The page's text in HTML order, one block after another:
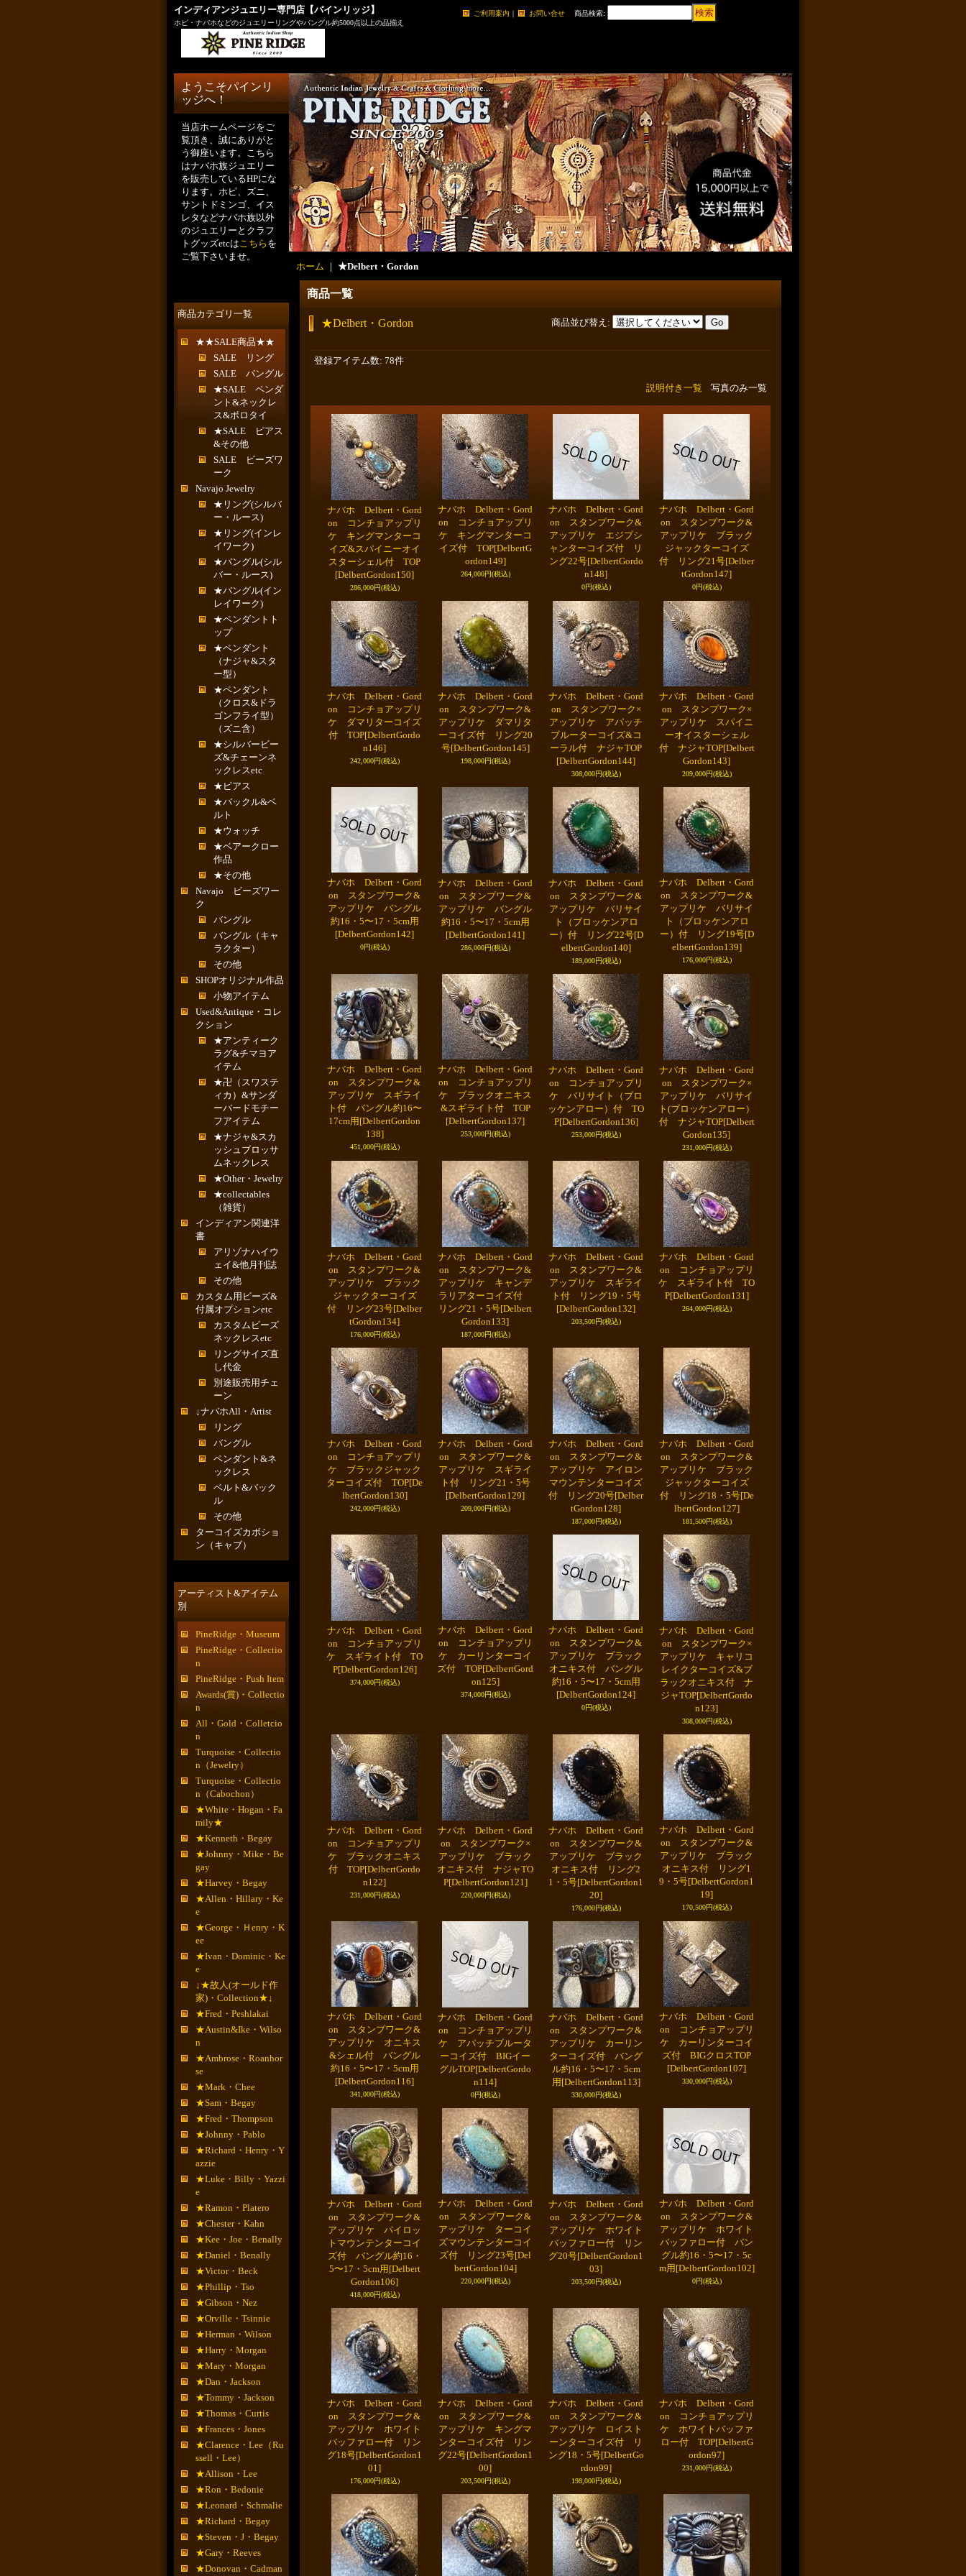
インディアンジュエリー専門店【パインリッジ】
ホピ・ナバホなどのジュエリーリングやバングル約5000点以上の品揃え
ご利用案内 ｜ お問い合せ 商品検索:
ようこそパインリ
ッジへ！
当店ホームページをご
覧頂き、誠にありがと
う御座います。こちら
はナバホ族ジュエリー
を販売しているHPにな
ります。ホピ、ズニ、
サントドミンゴ、イス
レタなどナバホ族以外
のジュエリーとクラフ
トグッズetcはこちら を
ご覧下さいませ。
商品カテゴリ一覧
★★SALE商品★★
SALE リング
SALE バングル
★SALE ペンダ
ント&ネックレ
ス&ボロタイ
★SALE ピアス
&その他
SALE ビーズワ
ーク
Navajo Jewelry
★リング(シルバ
ー・ルース)
★リング(インレ
イワーク)
★バングル(シル
バー・ルース)
★バングル(イン
レイワーク)
★ペンダントト
ップ
★ペンダント
（ナジャ&スタ
ー型）
★ペンダント
（クロス&ドラ
ゴンフライ型）
（ズニ含）
★シルバービー
ズ&チェーンネ
ックレスetc
★ピアス
★バックル&ベ
ルト
★ウォッチ
★ベアークロー
作品
★その他
Navajo ビーズワー
ク
バングル
バングル（キャ
ラクター）
その他
SHOPオリジナル作品
小物アイテム
Used&Antique・コレ
クション
★アンティーク
ラグ&チマヨア
イテム
★卍（スワステ
ィカ）&サンダ
ーバードモチー
フアイテム
★ナジャ&スカ
ッシュブロッサ
ムネックレス
★Other・Jewelry
★collectables
（雑貨）
インディアン関連洋
書
アリゾナハイウ
ェイ&他月刊誌
その他
カスタム用ビーズ&
付属オプションetc
カスタムビーズ
ネックレスetc
リングサイズ直
し代金
別途販売用チェ
ーン
↓ナバホAll・Artist
リング
バングル
ペンダント&ネ
ックレス
ベルト&バック
ル
その他
ターコイズカボショ
ン（キャブ）
アーティスト&アイテム
別
PineRidge・Museum
PineRidge・Collectio
n
PineRidge・Push Item
Awards(賞)・Collectio
n
All・Gold・Colletcio
n
Turquoise・Collectio
n（Jewelry）
Turquoise・Collectio
n（Cabochon）
★White・Hogan・Fa
mily★
★Kenneth・Begay
★Johnny・Mike・Be
gay
★Harvey・Begay
★Allen・Hillary・Ke
e
★George・Ｈenry・K
ee
★Ivan・Dominic・Ke
e
↓★故人(オールド作
家)・Collection★↓
★Fred・Peshlakai
★Austin&Ike・Wilso
n
★Ambrose・Roanhor
se
★Mark・Chee
★Sam・Begay
★Fred・Thompson
★Johnny・Pablo
★Richard・Henry・Y
azzie
★Luke・Billy・Yazzi
e
★Ramon・Platero
★Chester・Kahn
★Kee・Joe・Benally
★Daniel・Benally
★Victor・Beck
★Phillip・Tso
★Gibson・Nez
★Orville・Tsinnie
★Herman・Wilson
★Harry・Morgan
★Mary・Morgan
★Dan・Jackson
★Tommy・Jackson
★Thomas・Curtis
★Frances・Jones
★Clarence・Lee（Ru
ssell・Lee）
★Allison・Lee
★Ron・Bedonie
★Leonard・Schmalie
★Richard・Begay
★Steven・J・Begay
★Gary・Reeves
★Donovan・Cadman
ホーム ｜ ★Delbert・Gordon
商品一覧
★Delbert・Gordon 商品並び替え :
登録アイテム数: 78件
説明付き一覧 写真のみ一覧
ナバホ Delbert・Gord
on コンチョアップリ
ケ キングマンターコ
イズ&スパイニーオイ
スターシェル付 TOP
[DelbertGordon150]
286,000円(税込)
ナバホ Delbert・Gord
on コンチョアップリ
ケ キングマンターコ
イズ付 TOP[DelbertG
ordon149]
264,000円(税込)
ナバホ Delbert・Gord
on スタンプワーク&
アップリケ エジプシ
ャンターコイズ付 リ
ング22号[DelbertGordo
n148]
0円(税込)
ナバホ Delbert・Gord
on スタンプワーク&
アップリケ ブラック
ジャックターコイズ
付 リング21号[Delber
tGordon147]
0円(税込)
ナバホ Delbert・Gord
on コンチョアップリ
ケ ダマリターコイズ
付 TOP[DelbertGordo
n146]
242,000円(税込)
ナバホ Delbert・Gord
on スタンプワーク&
アップリケ ダマリタ
ーコイズ付 リング20
号[DelbertGordon145]
198,000円(税込)
ナバホ Delbert・Gord
on スタンプワーク×
アップリケ アパッチ
ブルーターコイズ&コ
ーラル付 ナジャTOP
[DelbertGordon144]
308,000円(税込)
ナバホ Delbert・Gord
on スタンプワーク×
アップリケ スパイニ
ーオイスターシェル
付 ナジャTOP[Delbert
Gordon143]
209,000円(税込)
ナバホ Delbert・Gord
on スタンプワーク&
アップリケ バングル
約16・5〜17・5cm用
[DelbertGordon142]
0円(税込)
ナバホ Delbert・Gord
on スタンプワーク&
アップリケ バングル
約16・5〜17・5cm用
[DelbertGordon141]
286,000円(税込)
ナバホ Delbert・Gord
on スタンプワーク&
アップリケ バリサイ
ト（ブロッケンアロ
ー）付 リング22号[D
elbertGordon140]
189,000円(税込)
ナバホ Delbert・Gord
on スタンプワーク&
アップリケ バリサイ
ト（ブロッケンアロ
ー）付 リング19号[D
elbertGordon139]
176,000円(税込)
ナバホ Delbert・Gord
on スタンプワーク&
アップリケ スギライ
ト付 バングル約16〜
17cm用 [DelbertGordon
138]
451,000円(税込)
ナバホ Delbert・Gord
on コンチョアップリ
ケ ブラックオニキス
&スギライト付 TOP
[DelbertGordon137]
253,000円(税込)
ナバホ Delbert・Gord
on コンチョアップリ
ケ バリサイト（ブロ
ッケンアロー）付 TO
P[DelbertGordon136]
253,000円(税込)
ナバホ Delbert・Gord
on スタンプワーク×
アップリケ バリサイ
ト(ブロッケンアロー）
付 ナジャTOP[Delbert
Gordon135]
231,000円(税込)
ナバホ Delbert・Gord
on スタンプワーク&
アップリケ ブラック
ジャックターコイズ
付 リング23号[Delber
tGordon134]
176,000円(税込)
ナバホ Delbert・Gord
on スタンプワーク&
アップリケ キャンデ
ラリアターコイズ付
リング21・5号[Delbert
Gordon133]
187,000円(税込)
ナバホ Delbert・Gord
on スタンプワーク&
アップリケ スギライ
ト付 リング19・5号
[DelbertGordon132]
203,500円(税込)
ナバホ Delbert・Gord
on コンチョアップリ
ケ スギライト付 TO
P[DelbertGordon131]
264,000円(税込)
ナバホ Delbert・Gord
on コンチョアップリ
ケ ブラックジャック
ターコイズ付 TOP[De
lbertGordon130]
242,000円(税込)
ナバホ Delbert・Gord
on スタンプワーク&
アップリケ スギライ
ト付 リング21・5号
[DelbertGordon129]
209,000円(税込)
ナバホ Delbert・Gord
on スタンプワーク&
アップリケ アイロン
マウンテンターコイズ
付 リング20号[Delber
tGordon128]
187,000円(税込)
ナバホ Delbert・Gord
on スタンプワーク&
アップリケ ブラック
ジャックターコイズ
付 リング18・5号[De
lbertGordon127]
181,500円(税込)
ナバホ Delbert・Gord
on コンチョアップリ
ケ スギライト付 TO
P[DelbertGordon126]
374,000円(税込)
ナバホ Delbert・Gord
on コンチョアップリ
ケ カーリンターコイ
ズ付 TOP[DelbertGord
on125]
374,000円(税込)
ナバホ Delbert・Gord
on スタンプワーク&
アップリケ ブラック
オニキス付 バングル
約16・5〜17・5cm用
[DelbertGordon124]
0円(税込)
ナバホ Delbert・Gord
on スタンプワーク×
アップリケ キャリコ
レイクターコイズ&ブ
ラックオニキス付 ナ
ジャTOP[DelbertGordo
n123]
308,000円(税込)
ナバホ Delbert・Gord
on コンチョアップリ
ケ ブラックオニキス
付 TOP[DelbertGordo
n122]
231,000円(税込)
ナバホ Delbert・Gord
on スタンプワーク×
アップリケ ブラック
オニキス付 ナジャTO
P[DelbertGordon121]
220,000円(税込)
ナバホ Delbert・Gord
on スタンプワーク&
アップリケ ブラック
オニキス付 リング2
1・5号[DelbertGordon1
20]
176,000円(税込)
ナバホ Delbert・Gord
on スタンプワーク&
アップリケ ブラック
オニキス付 リング1
9・5号[DelbertGordon1
19]
170,500円(税込)
ナバホ Delbert・Gord
on スタンプワーク&
アップリケ オニキス
&シェル付 バングル
約16・5〜17・5cm用
[DelbertGordon116]
341,000円(税込)
ナバホ Delbert・Gord
on コンチョアップリ
ケ アパッチブルータ
ーコイズ付 BIGイー
グルTOP[DelbertGordo
n114]
0円(税込)
ナバホ Delbert・Gord
on スタンプワーク&
アップリケ カーリン
ターコイズ付 バング
ル約16・5〜17・5cm
用 [DelbertGordon113]
330,000円(税込)
ナバホ Delbert・Gord
on コンチョアップリ
ケ カーリンターコイ
ズ付 BIGクロスTOP
[DelbertGordon107]
330,000円(税込)
ナバホ Delbert・Gord
on スタンプワーク&
アップリケ パイロッ
トマウンテンターコイ
ズ付 バングル約16・
5〜17・5cm用 [Delbert
Gordon106]
418,000円(税込)
ナバホ Delbert・Gord
on スタンプワーク&
アップリケ ターコイ
ズマウンテンターコイ
ズ付 リング23号[Del
bertGordon104]
220,000円(税込)
ナバホ Delbert・Gord
on スタンプワーク&
アップリケ ホワイト
バッファロー付 リン
グ20号[DelbertGordon1
03]
203,500円(税込)
ナバホ Delbert・Gord
on スタンプワーク&
アップリケ ホワイト
バッファロー付 バン
グル約16・5〜17・5c
m用 [DelbertGordon102]
0円(税込)
ナバホ Delbert・Gord
on スタンプワーク&
アップリケ ホワイト
バッファロー付 リン
グ18号[DelbertGordon1
01]
176,000円(税込)
ナバホ Delbert・Gord
on スタンプワーク&
アップリケ キングマ
ンターコイズ付 リン
グ22号[DelbertGordon1
00]
203,500円(税込)
ナバホ Delbert・Gord
on スタンプワーク&
アップリケ ロイスト
ーンターコイズ付 リ
ング18・5号[DelbertGo
rdon99]
198,000円(税込)
ナバホ Delbert・Gord
on コンチョアップリ
ケ ホワイトバッファ
ロー付 TOP[DelbertG
ordon97]
231,000円(税込)